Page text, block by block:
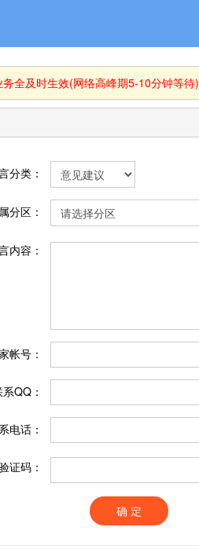
全及时生效(网络高峰期5-10分钟等
分类：
分区：
内容：
帐号：
QQ：
电话：
证码：
确 定